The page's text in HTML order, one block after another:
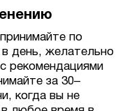
по
в день, желательно
рекомендациями
за 30–
когда вы не